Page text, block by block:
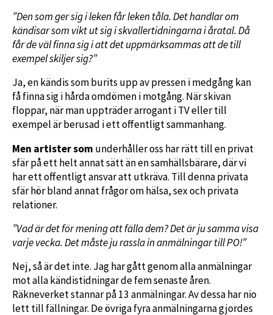
”Den som ger sig i leken får leken tåla. Det handlar om
kändisar som vikt ut sig i skvallertidningarna i åratal. Då
får de väl finna sig i att det uppmärksammas att de till
exempel skiljer sig?”
Ja, en kändis som burits upp av pressen i medgång kan
få finna sig i hårda omdömen i motgång. När skivan
floppar, när man uppträder arrogant i TV eller till
exempel är berusad i ett offentligt sammanhang.
Men artister som underhåller oss har rätt till en privat
sfär på ett helt annat sätt än en samhällsbärare, där vi
har ett offentligt ansvar att utkräva. Till denna privata
sfär hör bland annat frågor om hälsa, sex och privata
relationer.
”Vad är det för mening att fälla dem? Det är ju samma visa
varje vecka. Det måste ju rassla in anmälningar till PO!”
Nej, så är det inte. Jag har gått genom alla anmälningar
mot alla kändistidningar de fem senaste åren.
Räkneverket stannar på 13 anmälningar. Av dessa har nio
lett till fällningar. De övriga fyra anmälningarna gjordes